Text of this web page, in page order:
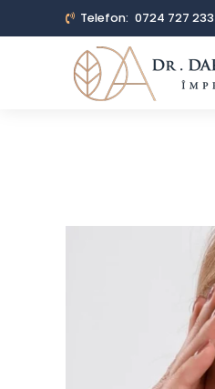
Telefon: 0724 727 233